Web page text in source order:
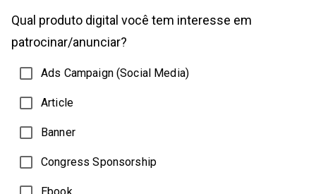
Qual produto digital você tem interesse em
patrocinar/anunciar?
Ads Campaign (Social Media)
Article
Banner
Congress Sponsorship